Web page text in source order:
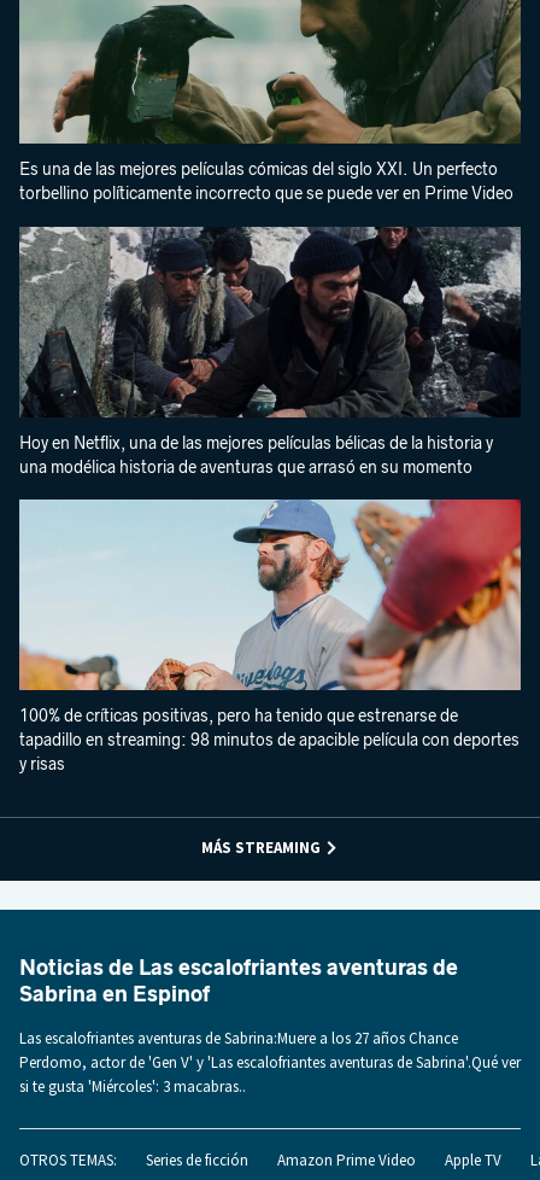
Es una de las mejores películas cómicas del siglo XXI. Un perfecto
torbellino políticamente incorrecto que se puede ver en Prime Video
Hoy en Netflix, una de las mejores películas bélicas de la historia y
una modélica historia de aventuras que arrasó en su momento
100% de críticas positivas, pero ha tenido que estrenarse de
tapadillo en streaming: 98 minutos de apacible película con deportes
y risas
MÁS STREAMING
Noticias de Las escalofriantes aventuras de
Sabrina en Espinof
Las escalofriantes aventuras de Sabrina:Muere a los 27 años Chance
Perdomo, actor de 'Gen V' y 'Las escalofriantes aventuras de Sabrina'.Qué ver
si te gusta 'Miércoles': 3 macabras..
OTROS TEMAS: Series de ficción Amazon Prime Video Apple TV